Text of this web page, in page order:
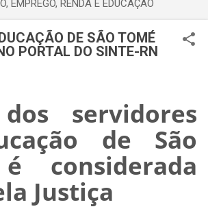
EMPREGO, RENDA E EDUCAÇÃO
DE SÃO TOMÉ
PORTAL DO SINTE-RN
servidores
de São
considerada
Justiça